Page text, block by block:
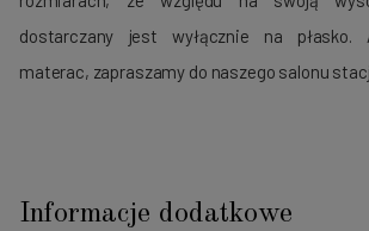
dostarczany jest wyłącznie na płasko.
materac, zapraszamy do naszego salonu
Informacje dodatkowe